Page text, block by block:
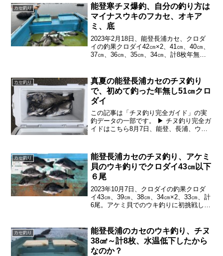
カセ釣り
能登寒チヌ爆釣、自分の釣り方は
マイナスウキのフカセ、オキア
ミ、底
2023年2月18日、能登長浦カセ、クロダ
イの釣果クロダイ42㎝×2、41㎝、40㎝、
37㎝、36㎝、35㎝、34㎝、計8枚年無ク
よ、年無クロダイ第1号があがって、これ
から...
カセ釣り
真夏の能登長浦カセのチヌ釣り
で、初めて釣った年無し51㎝クロ
ダイ
この記事は「チヌ釣り完全ガイド」の実
釣データの一部です。 ▶ チヌ釣り完全ガ
イドはこちら8月7日、能登、長浦、ウキ
ートついに島田渡船さんで年無し...
カセ釣り
能登長浦カセのチヌ釣り、アケミ
貝のウキ釣りでクロダイ43㎝以下
６尾
2023年10月7日、クロダイの釣果クロダ
イ43㎝、39㎝、38㎝、34㎝×2、33㎝、計
6尾。アケミ貝でのウキ釣りに初挑戦し
バロー。釣行前にチェック潮周りは、小
潮。...
カセ釣り
能登長浦のカセのウキ釣り、チヌ
38㎠～計8枚、水温低下したから
なのか？